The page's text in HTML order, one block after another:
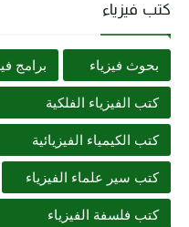
كتب فيزياء
بحوث فيزياء برامج
كتب الفيزياء الفلكية
كتب الكيمياء الفيزيائية
كتب سير علماء الفيزياء
كتب فلسفة الفيزياء